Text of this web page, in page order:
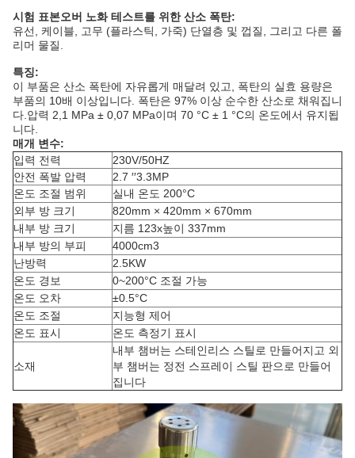
시험 표본오버 노화 테스트를 위한 산소 폭탄:
유선, 케이블, 고무 (플라스틱, 가죽) 단열층 및 껍질, 그리고 다른 폴
리머 물질.
특징:
이 부품은 산소 폭탄에 자유롭게 매달려 있고, 폭탄의 실효 용량은
부품의 10배 이상입니다. 폭탄은 97% 이상 순수한 산소로 채워집니
다.압력 2,1 MPa ± 0,07 MPa이며 70 °C ± 1 °C의 온도에서 유지됩
니다.
매개 변수:
입력 전력
230V/50HZ
안전 폭발 압력
2.7 ′′3.3MP
온도 조절 범위
실내 온도 200°C
외부 방 크기
820mm × 420mm × 670mm
내부 방 크기
지름 123x높이 337mm
내부 방의 부피
4000cm3
난방력
2.5KW
온도 경보
0~200°C 조절 가능
온도 오차
±0.5°C
온도 조절
지능형 제어
온도 표시
온도 측정기 표시
소재
내부 챔버는 스테인리스 스틸로 만들어지고 외
부 챔버는 정전 스프레이 스틸 판으로 만들어
집니다